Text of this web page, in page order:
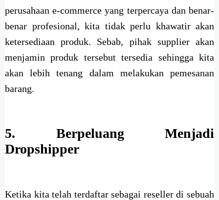
perusahaan e-commerce yang terpercaya dan benar-
benar profesional, kita tidak perlu khawatir akan
ketersediaan produk. Sebab, pihak supplier akan
menjamin produk tersebut tersedia sehingga kita
akan lebih tenang dalam melakukan pemesanan
barang.
5. Berpeluang Menjadi
Dropshipper
Ketika kita telah terdaftar sebagai reseller di sebuah